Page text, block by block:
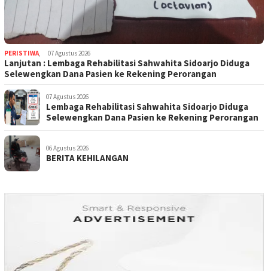
PERISTIWA, 07 Agustus 2026
Lanjutan : Lembaga Rehabilitasi Sahwahita Sidoarjo Diduga
Selewengkan Dana Pasien ke Rekening Perorangan
07 Agustus 2026
Lembaga Rehabilitasi Sahwahita Sidoarjo Diduga
Selewengkan Dana Pasien ke Rekening Perorangan
06 Agustus 2026
BERITA KEHILANGAN